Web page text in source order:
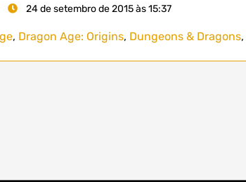
24 de setembro de 2015 às 15:37
, Dragon Age: Origins, Dungeons & Dragons,